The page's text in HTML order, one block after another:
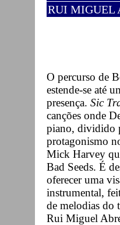
RUI MIGUEL
O percurso de
estende-se até
presença. Sic
canções onde
piano, dividido
protagonismo
Mick Harvey
Bad Seeds. É
oferecer uma
instrumental,
de melodias do
Rui Miguel